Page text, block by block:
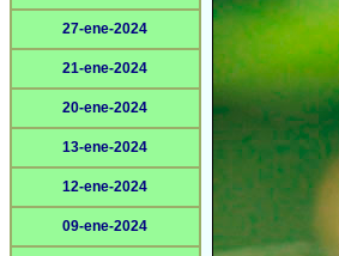
27-ene-2024
21-ene-2024
20-ene-2024
13-ene-2024
12-ene-2024
09-ene-2024